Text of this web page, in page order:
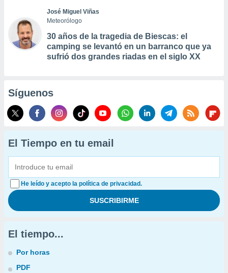
José Miguel Viñas
Meteorólogo
30 años de la tragedia de Biescas: el
camping se levantó en un barranco que ya
sufrió dos grandes riadas en el siglo XX
Síguenos
El Tiempo en tu email
He leído y acepto la política de privacidad.
El tiempo...
Por horas
PDF